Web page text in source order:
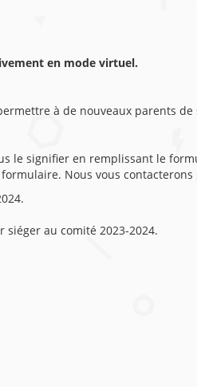
en mode virtuel.
à de nouveaux parents
le signifier en remplissant le
Nous vous
au comité 2023-2024.